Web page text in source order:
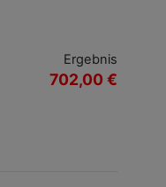
Ergebnis
702,00 €